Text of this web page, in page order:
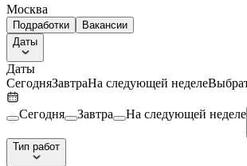
Москва
Подработки
Вакансии
Даты
Даты
СегодняЗавтраНа следующей неделе
Сегодня Завтра На следующей неделе
Тип работ